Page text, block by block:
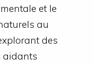
et le
au
des
aidants